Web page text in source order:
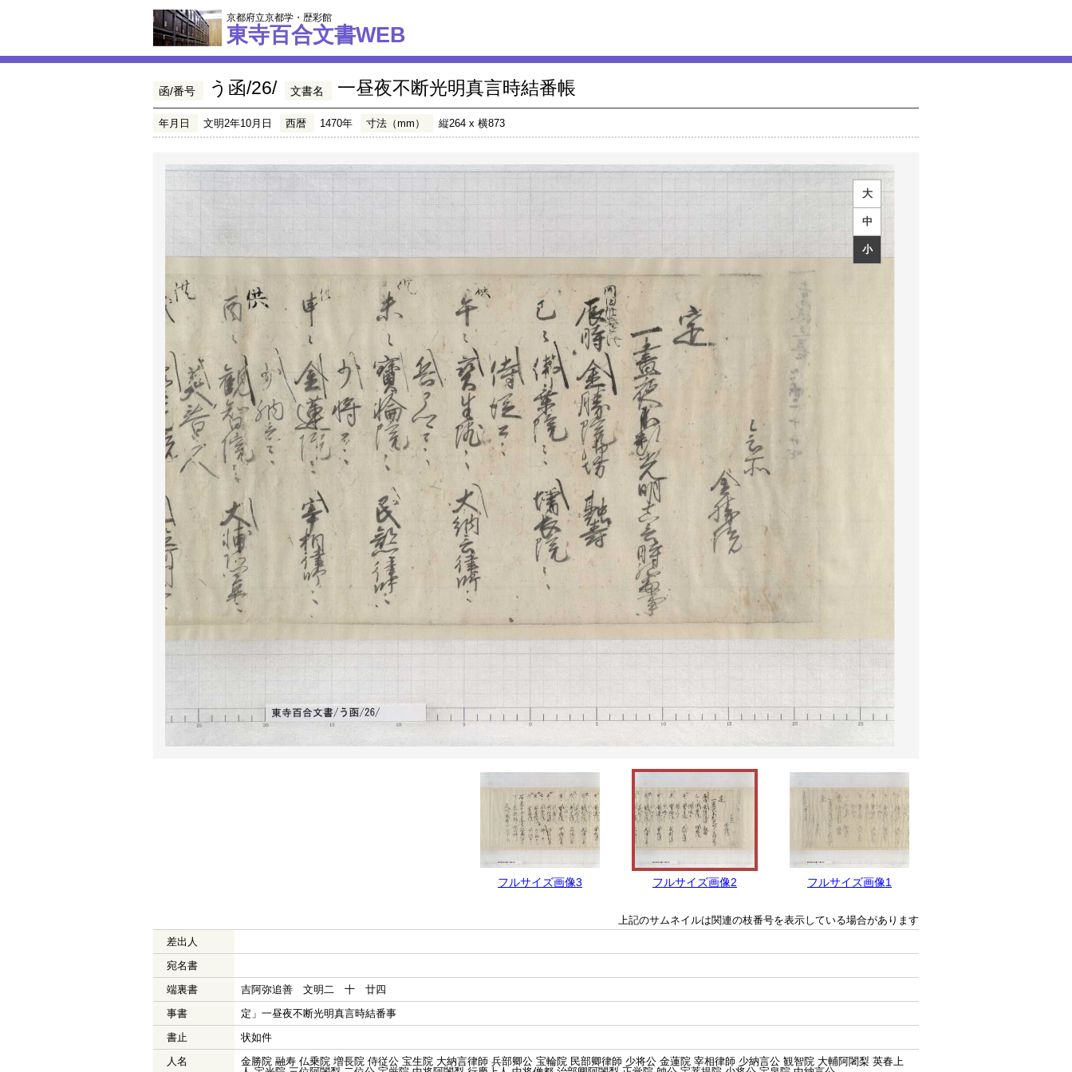
京都府立京都学・歴彩館
東寺百合文書WEB
函/番号 う函/26/ 文書名 一昼夜不断光明真言時結番帳
年月日 文明2年10月日 西暦 1470年 寸法（mm） 縦264 x 横873
大
中
小
フルサイズ画像3 フルサイズ画像2 フルサイズ画像1
上記のサムネイルは関連の枝番号を表示している場合があります
差出人
宛名書
端裏書
吉阿弥追善 文明二 十 廿四
事書
定」一昼夜不断光明真言時結番事
書止
状如件
人名
金勝院 融寿 仏乗院 増長院 侍従公 宝生院 大納言律師 兵部卿公 宝輪院 民部卿律師 少将公 金蓮院 宰相律師 少納言公 観智院 大輔阿闍梨 英春上